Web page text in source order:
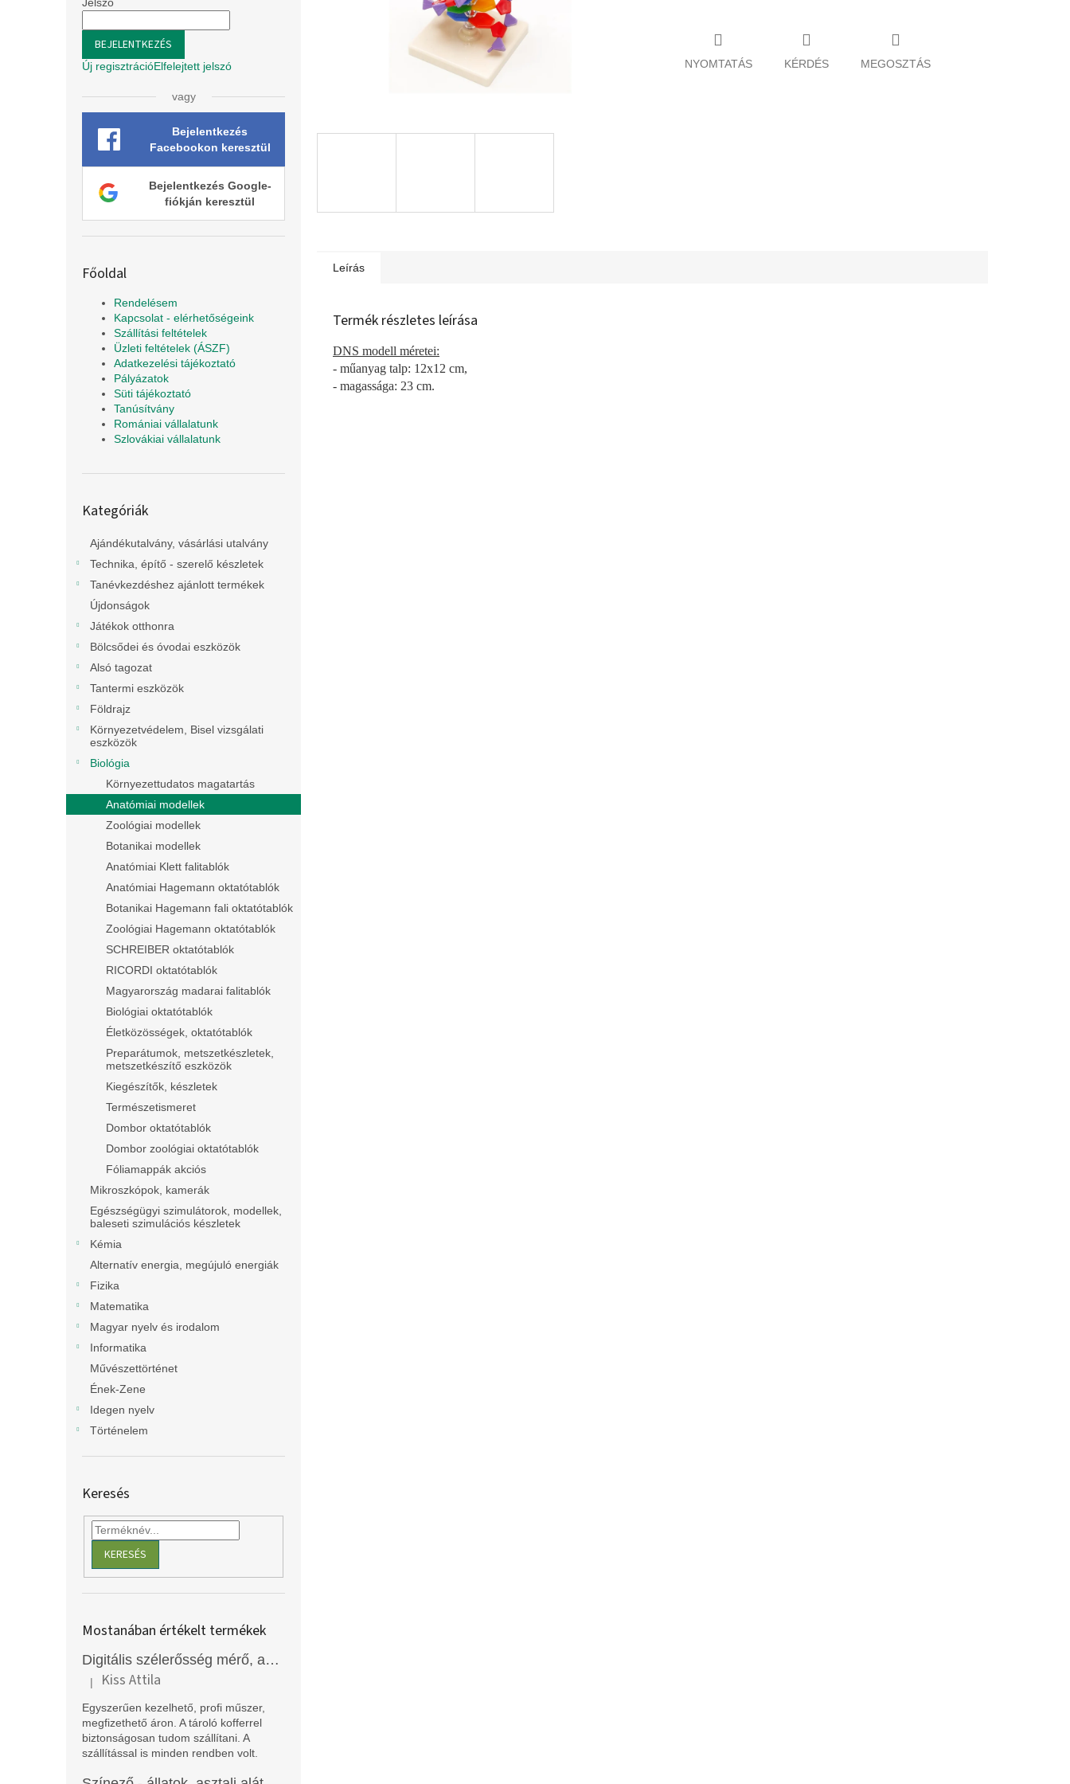
BEJELENTKEZÉS
Új regisztrációElfelejtett jelszó
vagy
Bejelentkezés
Facebookon keresztül
Bejelentkezés Google-
fiókján keresztül
Főoldal
Rendelésem
Kapcsolat - elérhetőségeink
Szállítási feltételek
Üzleti feltételek (ÁSZF)
Adatkezelési tájékoztató
Pályázatok
Süti tájékoztató
Tanúsítvány
Romániai vállalatunk
Szlovákiai vállalatunk
átugrása
Kategóriák
Ajándékutalvány, vásárlási utalvány
Technika, építő - szerelő készletek
Tanévkezdéshez ajánlott termékek
Újdonságok
Játékok otthonra
Bölcsődei és óvodai eszközök
Alsó tagozat
Tantermi eszközök
Földrajz
Környezetvédelem, Bisel vizsgálati
eszközök
Biológia
Környezettudatos magatartás
Anatómiai modellek
Zoológiai modellek
Botanikai modellek
Anatómiai Klett falitablók
Anatómiai Hagemann oktatótablók
Botanikai Hagemann fali oktatótablók
Zoológiai Hagemann oktatótablók
SCHREIBER oktatótablók
RICORDI oktatótablók
Magyarország madarai falitablók
Biológiai oktatótablók
Életközösségek, oktatótablók
Preparátumok, metszetkészletek,
metszetkészítő eszközök
Kiegészítők, készletek
Természetismeret
Dombor oktatótablók
Dombor zoológiai oktatótablók
Fóliamappák akciós
Mikroszkópok, kamerák
Egészségügyi szimulátorok, modellek,
baleseti szimulációs készletek
Kémia
Alternatív energia, megújuló energiák
Fizika
Matematika
Magyar nyelv és irodalom
Informatika
Művészettörténet
Ének-Zene
Idegen nyelv
Történelem
Keresés
KERESÉS
Mostanában értékelt termékek
Digitális szélerősség mérő, anemométer, EM2250
A termék értékelése 5-ből 5 csillag.
| Kiss Attila
Egyszerűen kezelhető, profi műszer,
megfizethető áron. A tároló kofferrel
biztonságosan tudom szállítani. A
szállítással is minden rendben volt.
NYOMTATÁS KÉRDÉS MEGOSZTÁS
Leírás
Termék részletes leírása
DNS modell méretei:
- műanyag talp: 12x12 cm,
- magassága: 23 cm.